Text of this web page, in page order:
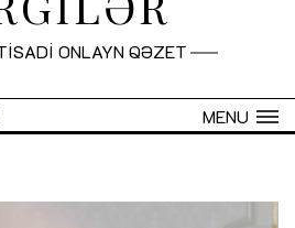
ONLAYN QƏZET
MENU